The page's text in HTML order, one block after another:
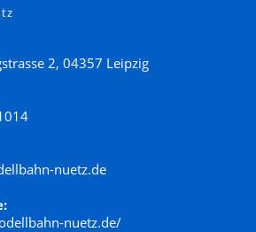
2, 04357 Leipzig
nuetz.de
nuetz.de/